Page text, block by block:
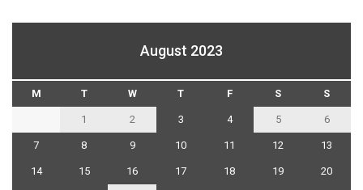
August 2023
M T W T F S S
1 2 3 4 5 6
7 8 9 10 11 12 13
14 15 16 17 18 19 20